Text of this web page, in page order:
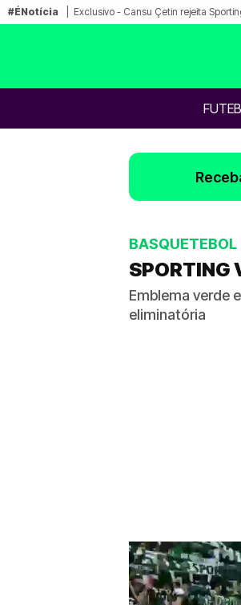
#ÉNotícia Exclusivo - Cansu Çetin rejeita
BASQUETEBOL
SPORTING
Emblema verde
eliminatória